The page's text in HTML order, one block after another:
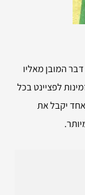
המובן מאליו
לפציינט בכל
יקבל את